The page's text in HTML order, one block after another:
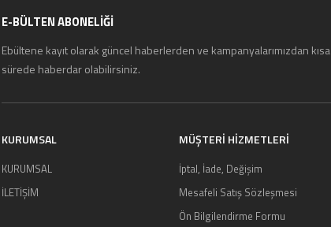
E-BÜLTEN ABONELİĞİ
Ebültene kayıt olarak güncel haberlerden ve kampanyalarımızdan kısa
sürede haberdar olabilirsiniz.
KURUMSAL
KURUMSAL
İLETİŞİM
MÜŞTERI HIZMETLERI
İptal, İade, Değişim
Mesafeli Satış Sözleşmesi
Ön Bilgilendirme Formu